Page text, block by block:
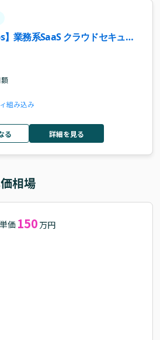
】業務系SaaS クラウドセキュリ
組み込み
る 詳細を見る
相場
価 150 万円